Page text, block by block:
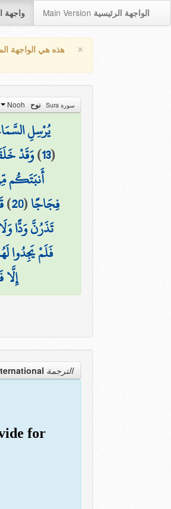
واجهة Main Version الواجهة الرئيسية
× هذه هي الواجهة
سورة Sura نوح
يُرْسِلِ
(
13
)وَقَدْ
أَنبَتَكُم
فِجَاجًا(
20
)
تَذَرُنَّ وَدًّا
فَلَمْ يَجِدُوا
الترجمة Translation
for